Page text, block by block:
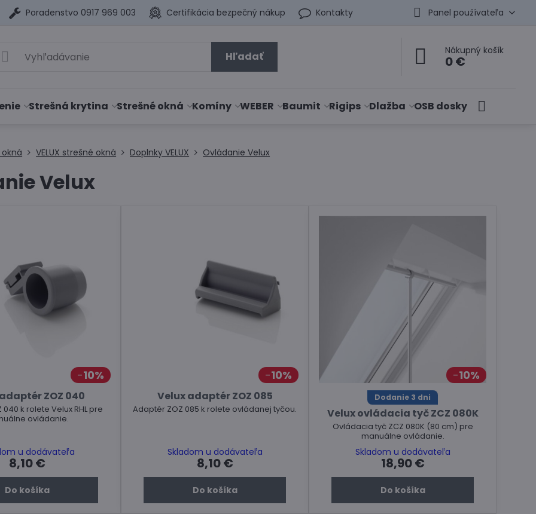
Poradenstvo 0917 969 003 Certifikácia bezpečný nákup Kontakty Panel používateľa
Hľadať Nákupný košík
0 €
Strešná krytina Strešné okná Komíny WEBER Baumit Rigips Dlažba OSB dosky
VELUX strešné okná Doplnky VELUX Ovládanie Velux
Velux
10%
ZOZ 040
k rolete Velux RHL pre
ovládanie.
u dodávateľa
8,10 €
Do košíka
10%
Velux adaptér ZOZ 085
Adaptér ZOZ 085 k rolete ovládanej tyčou.
Skladom u dodávateľa
8,10 €
Do košíka
10%
Dodanie 3 dni
Velux ovládacia tyč ZCZ 080K
Ovládacia tyč ZCZ 080K (80 cm) pre
manuálne ovládanie.
Skladom u dodávateľa
18,90 €
Do košíka